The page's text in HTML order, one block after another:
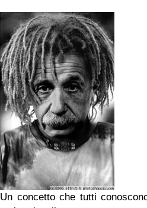
Un concetto che tutti